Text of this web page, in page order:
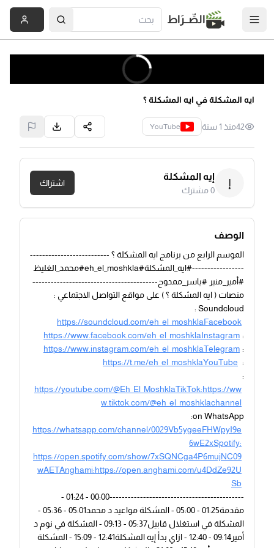
الصِّــرَاط
ايه المشكلة في ايه المشكلة ؟
42منذ 1 سنة YouTube
إ
إيه المشكلة
0مشترك
اشتراك
الوصف
الموسم الرابع من برنامج ايه المشكلة ؟ --------------------------
-----------------#ايه_المشكلة#eh_el_moshkla#محمد_الغليظ
#أمير_منير #ياسر_ممدوح-----------------------------------------
منصات ( ايه المشكلة ؟ ) على مواقع التواصل الاجتماعي :
Soundcloud :
https://soundcloud.com/eh_el_moshklaFacebook
:
https://www.facebook.com/eh_el_moshklaInstagram
:
https://www.instagram.com/eh_el_moshklaTelegram
:
https://t.me/eh_el_moshklaYouTube
:
https://youtube.com/@Eh_El_MoshklaTikTok:https://ww
w.tiktok.com/@eh_el_moshklachannel
on WhatsApp:
https://whatsapp.com/channel/0029Vb5ygeeFHWpyI9e
6wE2xSpotify:
https://open.spotify.com/show/7xSQNCga4P6mujNC09
wAETAnghami:https://open.anghami.com/u4DdZe92U
Sb
--------------------------------------------00:00 - 01:24 -
مقدمة01:25 - 05:00 - المشكلة مواعيد د محمد05:01 - 05:36 -
المشكلة في استغلال قابيل05:37 - 09:13 - المشكلة في نوم د
أمير09:14 - 12:40 - ازاي بدأ إيه المشكلة12:41 - 15:09 - المشكلة